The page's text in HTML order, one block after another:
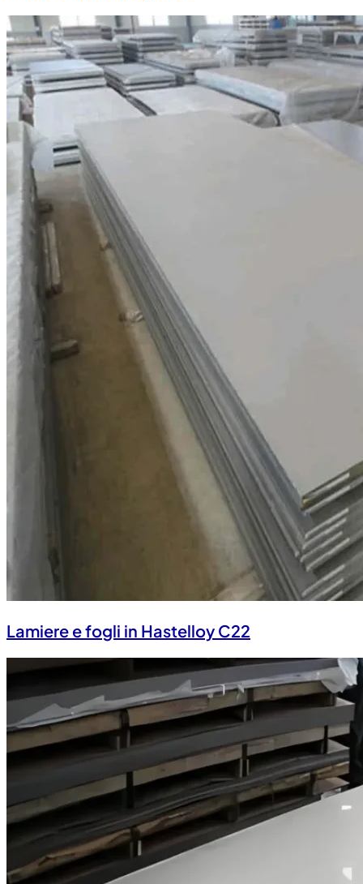
Lamiere e fogli in Hastelloy C22